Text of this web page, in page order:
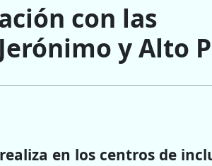
con las
y Alto
en los centros de